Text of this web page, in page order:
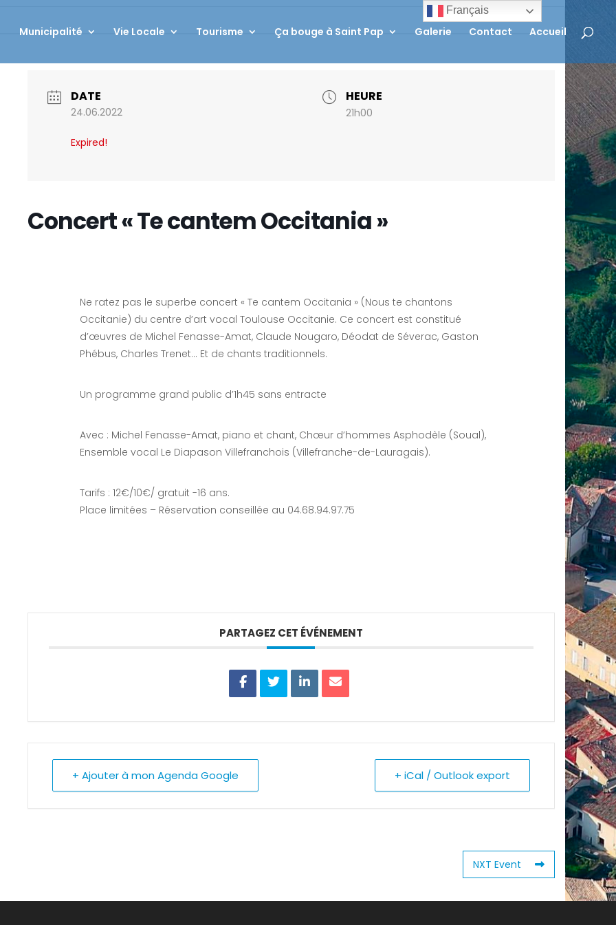
Municipalité Vie Locale Tourisme Ça bouge à Saint Pap Galerie Contact Accueil
DATE
24.06.2022
Expired!
HEURE
21h00
Concert « Te cantem Occitania »
Ne ratez pas le superbe concert « Te cantem Occitania » (Nous te chantons
Occitanie) du centre d’art vocal Toulouse Occitanie. Ce concert est constitué
d’œuvres de Michel Fenasse-Amat, Claude Nougaro, Déodat de Séverac, Gaston
Phébus, Charles Trenet… Et de chants traditionnels.
Un programme grand public d’1h45 sans entracte
Avec : Michel Fenasse-Amat, piano et chant, Chœur d’hommes Asphodèle (Soual),
Ensemble vocal Le Diapason Villefranchois (Villefranche-de-Lauragais).
Tarifs : 12€/10€/ gratuit -16 ans.
Place limitées – Réservation conseillée au 04.68.94.97.75
PARTAGEZ CET ÉVÉNEMENT
+ Ajouter à mon Agenda Google + iCal / Outlook export
NXT Event
Français